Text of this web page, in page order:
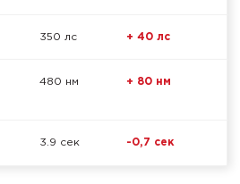
350 лс + 40 лс
480 нм + 80 нм
3.9 сек -0,7 сек